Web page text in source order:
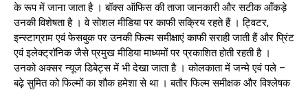
के रूप में जाना जाता है । बॉक्स ऑफिस की ताजा जानकारी और सटीक आँकड़े
उनकी विशेषता है । वे सोशल मीडिया पर काफी सक्रिय रहते हैं । ट्विटर,
इन्स्टाग्राम एवं फेसबुक पर उनकी फिल्म समीक्षाएं काफी सराही जाती हैं और प्रिंट
एवं इलेक्ट्रॉनिक जैसे प्रमुख मीडिया माध्यमों पर प्रकाशित होती रहती है ।
उनको अक्सर न्यूज डिबेट्स में भी देखा जाता है । कोलकाता में जन्मे एवं पले –
बढ़े सुमित को फिल्मों का शौक हमेशा से था । बतौर फिल्म समीक्षक और विश्लेषक